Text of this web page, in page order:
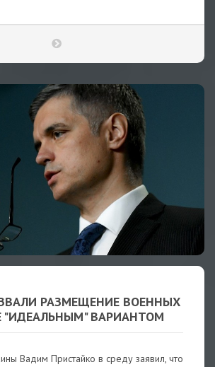
РАЗМЕЩЕНИЕ ВОЕННЫХ
"ИДЕАЛЬНЫМ" ВАРИАНТОМ
Вадим Пристайко в среду заявил, что